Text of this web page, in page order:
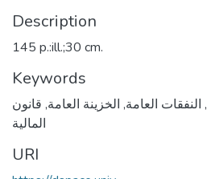
Description
145 p.:ill.;30 cm.
Keywords
, النفقات العامة, الخزينة العامة, قانون
المالية
URI